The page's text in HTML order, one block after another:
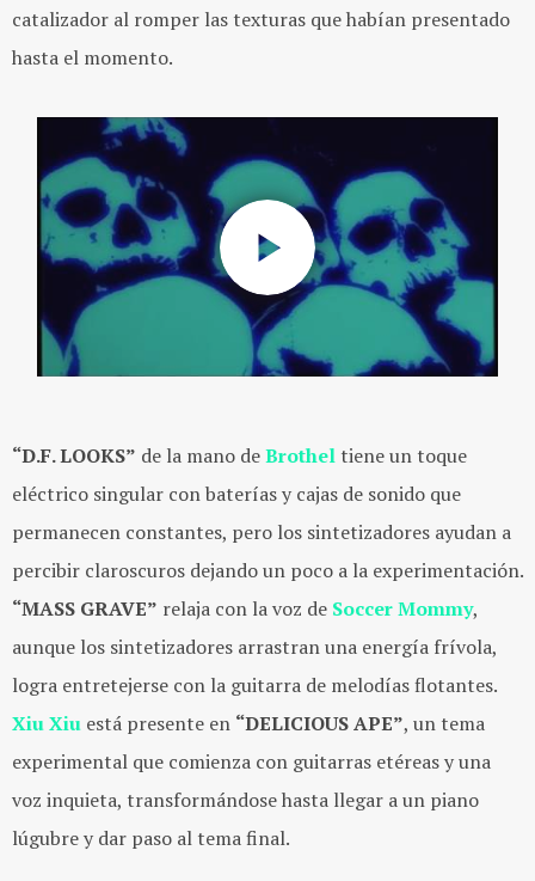
catalizador al romper las texturas que habían presentado
hasta el momento.
“D.F. LOOKS” de la mano deBrothel tiene un toque
eléctrico singular con baterías y cajas de sonido que
permanecen constantes, pero los sintetizadores ayudan a
percibir claroscuros dejando un poco a la experimentación.
“MASS GRAVE” relaja con la voz de Soccer Mommy,
aunque los sintetizadores arrastran una energía frívola,
logra entretejerse con la guitarra de melodías flotantes.
Xiu Xiu está presente en “DELICIOUS APE”, un tema
experimental que comienza con guitarras etéreas y una
voz inquieta, transformándose hasta llegar a un piano
lúgubre y dar paso al tema final.